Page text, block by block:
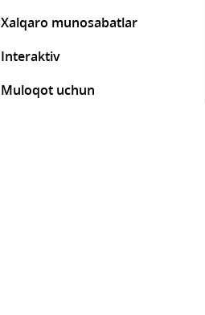
Xalqaro munosabatlar
Interaktiv
Muloqot uchun